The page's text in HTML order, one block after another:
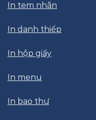
In tem nhãn
In danh thiếp
In hộp giấy
In menu
In bao thư